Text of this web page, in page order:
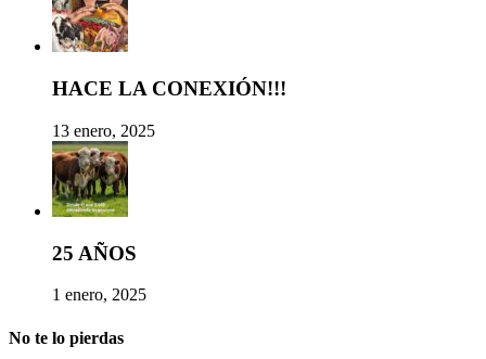
HACE LA CONEXIÓN!!!
13 enero, 2025
25 AÑOS
1 enero, 2025
No te lo pierdas